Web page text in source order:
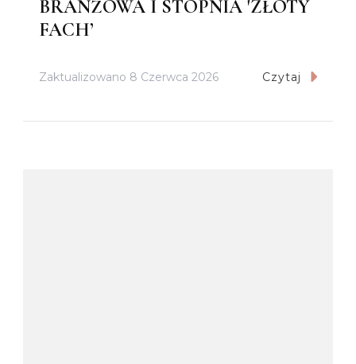
BRANŻOWA I STOPNIA 'ZŁOTY
FACH’
Zaktualizowano 8 Czerwca 2026 Czytaj